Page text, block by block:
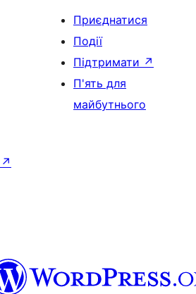
Приєднатися
Події
Підтримати ↗
П'ять для
майбутнього
↗